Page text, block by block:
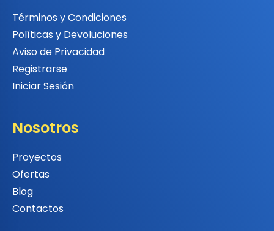
Términos y Condiciones
Políticas y Devoluciones
Aviso de Privacidad
Registrarse
Iniciar Sesión
Nosotros
Proyectos
Ofertas
Blog
Contactos